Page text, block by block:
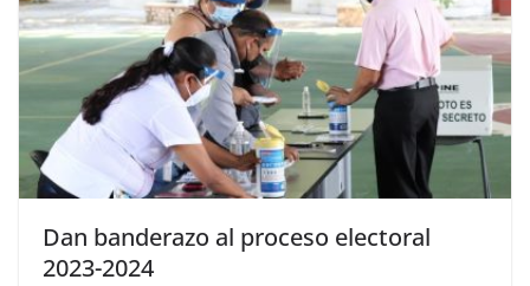
Dan banderazo al proceso electoral
2023-2024